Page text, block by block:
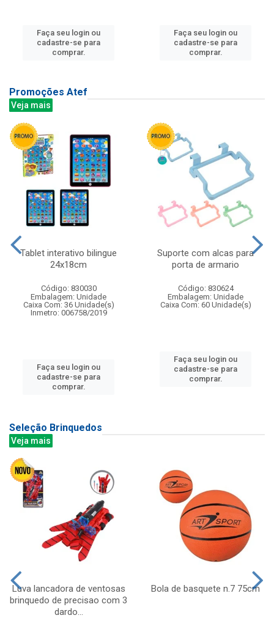
Faça seu login ou
cadastre-se para
comprar.
Faça seu login ou
cadastre-se para
comprar.
Promoções Atef
Veja mais
Tablet interativo bilingue
24x18cm
Código: 830030
Embalagem: Unidade
Caixa Com: 36 Unidade(s)
Inmetro: 006758/2019
Faça seu login ou
cadastre-se para
comprar.
Suporte com alcas para
porta de armario
Código: 830624
Embalagem: Unidade
Caixa Com: 60 Unidade(s)
Faça seu login ou
cadastre-se para
comprar.
Seleção Brinquedos
Veja mais
Luva lancadora de ventosas
brinquedo de precisao com 3
dardo...
Bola de basquete n.7 75cm